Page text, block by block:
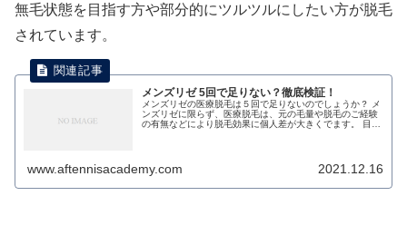
無毛状態を目指す方や部分的にツルツルにしたい方が脱毛
されています。
メンズリゼ 5回で足りない？徹底検証！
メンズリゼの医療脱毛は５回で足りないのでしょうか？ メ
ンズリゼに限らず、医療脱毛は、元の毛量や脱毛のご経験
の有無などにより脱毛効果に個人差が大きくでます。 目安
www.aftennisacademy.com 2021.12.16